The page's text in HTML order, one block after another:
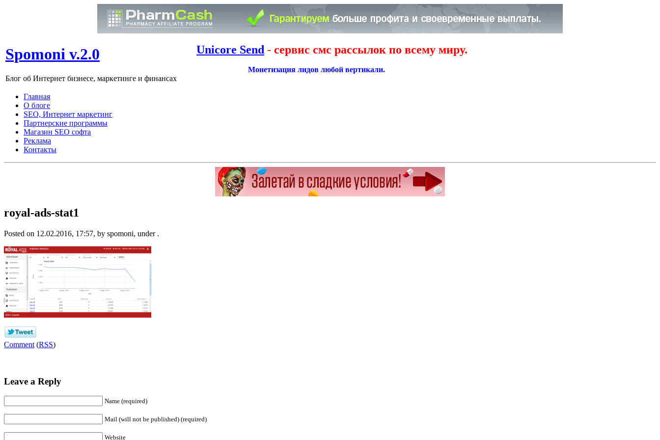
Spomoni v.2.0
Блог об Интернет бизнесе, маркетинге и финансах
Unicore Send - сервис смс рассылок по всему миру.
Монетизация лидов любой вертикали.
Главная
О блоге
SEO, Интернет маркетинг
Партнерские программы
Магазин SEO софта
Реклама
Контакты
royal-ads-stat1
Posted on 12.02.2016, 17:57, by spomoni, under .
Comment (RSS)
Leave a Reply
Name (required)
Mail (will not be published) (required)
Website